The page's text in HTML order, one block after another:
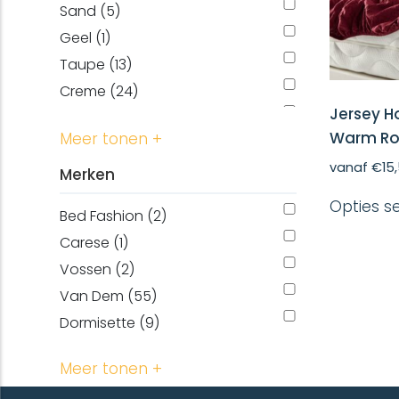
Jersey
Warm
vanaf €
Opties
100 x 170 cm (1)
140 x 170 cm (1)
60 x 170 cm (1)
M (38)
XXL (38)
22 x 16 cm (11)
50 x 100 cm (18)
60 x 110 cm (18)
67 x 140 cm (18)
160 x 260 cm (1)
Sand (5)
Geel (1)
Taupe (13)
Creme (24)
Truffel (3)
Zwart (16)
Meer tonen +
Merken
Bed Fashion (2)
Carese (1)
Vossen (2)
Van Dem (55)
Dormisette (9)
Meer tonen +